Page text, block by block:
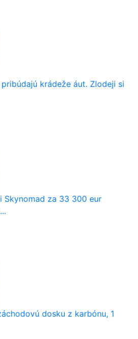
krádeže áut. Zlodeji si
Skynomad za 33 300 eur
dosku z karbónu, 1